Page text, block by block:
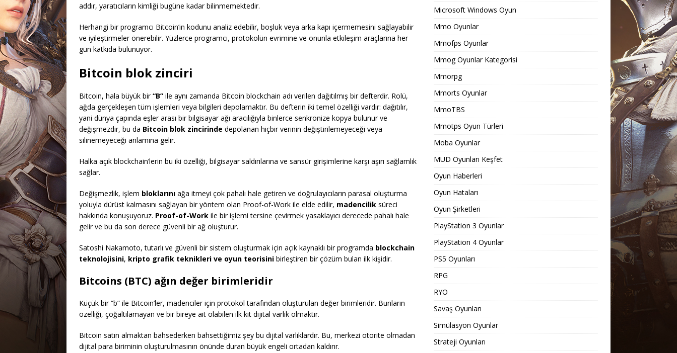
addır, yaratıcıların kimliği bugüne kadar bilinmemektedir.
Herhangi bir programcı Bitcoin’in kodunu analiz edebilir, boşluk veya arka kapı içermemesini sağlayabilir
ve iyileştirmeler önerebilir. Yüzlerce programcı, protokolün evrimine ve onunla etkileşim araçlarına her
gün katkıda bulunuyor.
Bitcoin blok zinciri
Bitcoin, hala büyük bir“B” ile aynı zamanda Bitcoin blockchain adı verilen dağıtılmış bir defterdir. Rolü,
ağda gerçekleşen tüm işlemleri veya bilgileri depolamaktır. Bu defterin iki temel özelliği vardır: dağıtılır,
yani dünya çapında eşler arası bir bilgisayar ağı aracılığıyla binlerce senkronize kopya bulunur ve
değişmezdir, bu da Bitcoin blok zincirinde depolanan hiçbir verinin değiştirilemeyeceği veya
silinemeyeceği anlamına gelir.
Halka açık blockchain’lerin bu iki özelliği, bilgisayar saldırılarına ve sansür girişimlerine karşı aşırı sağlamlık
sağlar.
Değişmezlik, işlem bloklarını ağa itmeyi çok pahalı hale getiren ve doğrulayıcıların parasal oluşturma
yoluyla dürüst kalmasını sağlayan bir yöntem olan Proof-of-Work ile elde edilir, madencilik süreci
hakkında konuşuyoruz. Proof-of-Work ile bir işlemi tersine çevirmek yasaklayıcı derecede pahalı hale
gelir ve bu da son derece güvenli bir ağ oluşturur.
Satoshi Nakamoto, tutarlı ve güvenli bir sistem oluşturmak için açık kaynaklı bir programda blockchain
teknolojisini, kripto grafik teknikleri ve oyun teorisini birleştiren bir çözüm bulan ilk kişidir.
Bitcoins (BTC) ağın değer birimleridir
Küçük bir “b” ile Bitcoin’ler, madenciler için protokol tarafından oluşturulan değer birimleridir. Bunların
özelliği, çoğaltılamayan ve bir bireye ait olabilen ilk kıt dijital varlık olmaktır.
Bitcoin satın almaktan bahsederken bahsettiğimiz şey bu dijital varlıklardır. Bu, merkezi otorite olmadan
dijital para biriminin oluşturulmasının önünde duran büyük engeli ortadan kaldırır.
Microsoft Windows Oyun
Mmo Oyunlar
Mmofps Oyunlar
Mmog Oyunlar Kategorisi
Mmorpg
Mmorts Oyunlar
MmoTBS
Mmotps Oyun Türleri
Moba Oyunlar
MUD Oyunları Keşfet
Oyun Haberleri
Oyun Hataları
Oyun Şirketleri
PlayStation 3 Oyunlar
PlayStation 4 Oyunlar
PS5 Oyunları
RPG
RYO
Savaş Oyunları
Simülasyon Oyunlar
Strateji Oyunları